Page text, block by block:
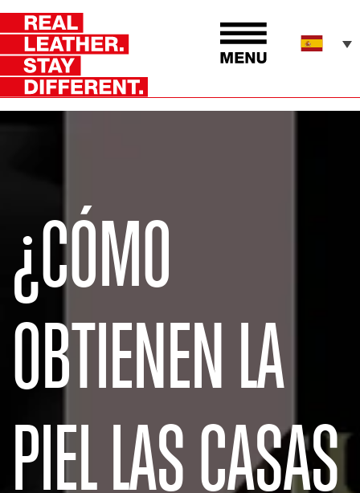
¿CÓMO
OBTIENEN LA
PIEL LAS CASAS